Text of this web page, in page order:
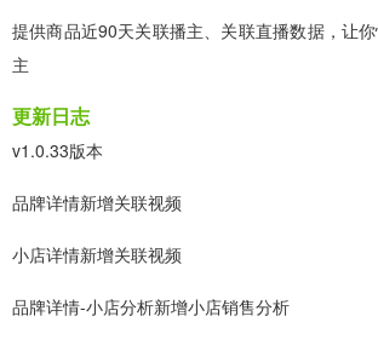
提供商品近90天关联播主、关联直播数据，让
主
更新日志
v1.0.33版本
品牌详情新增关联视频
小店详情新增关联视频
品牌详情-小店分析新增小店销售分析